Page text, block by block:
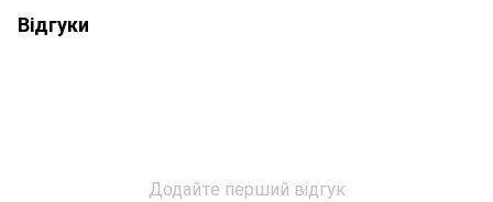
Відгуки
Додайте перший відгук